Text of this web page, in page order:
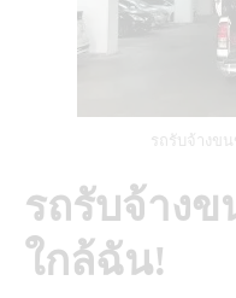
รถรับจ้างข
รถรับจ้างข
ใกล้ฉัน!